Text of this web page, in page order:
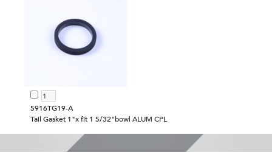
5916TG19-A
Tail Gasket 1"x fit 1 5/32"bowl ALUM CPL